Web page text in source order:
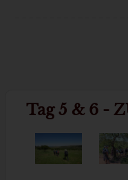
Tag 5 & 6 -